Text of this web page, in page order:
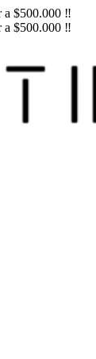
a $500.000 ‼️
a $500.000 ‼️